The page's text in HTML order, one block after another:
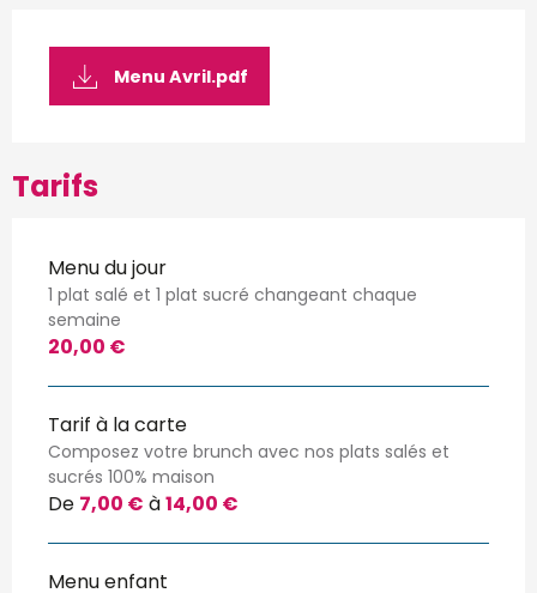
Menu Avril.pdf
Tarifs
Menu du jour
1 plat salé et 1 plat sucré changeant chaque
semaine
20,00 €
Tarif à la carte
Composez votre brunch avec nos plats salés et
sucrés 100% maison
De 7,00 € à14,00 €
Menu enfant